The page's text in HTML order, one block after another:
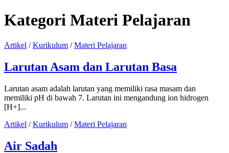
Kategori Materi Pelajaran
Artikel /Kurikulum /Materi Pelajaran
Larutan Asam dan Larutan Basa
Larutan asam adalah larutan yang memiliki rasa masam dan
memiliki pH di bawah 7. Larutan ini mengandung ion hidrogen
[H+]...
Artikel /Kurikulum /Materi Pelajaran
Air Sadah